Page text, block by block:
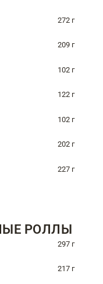
272 г
209 г
102 г
122 г
102 г
202 г
227 г
РОЛЛЫ
297 г
217 г